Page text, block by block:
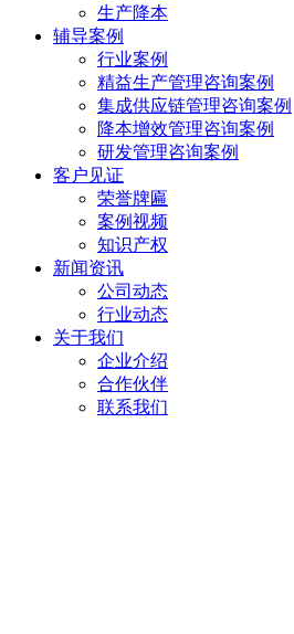
生产降本
辅导案例
行业案例
精益生产管理咨询案例
集成供应链管理咨询案例
降本增效管理咨询案例
研发管理咨询案例
客户见证
荣誉牌匾
案例视频
知识产权
新闻资讯
公司动态
行业动态
关于我们
企业介绍
合作伙伴
联系我们